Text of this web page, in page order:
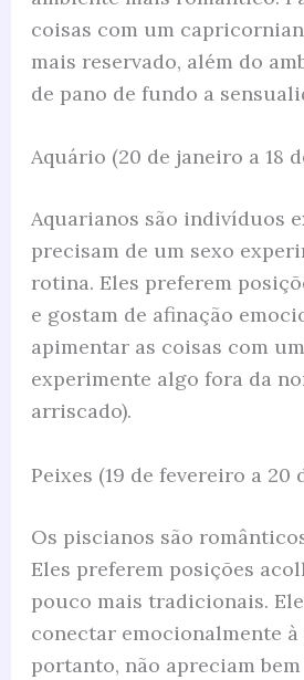
coisas com um
mais reservado, além do
de pano de fundo a
Aquário (20 de janeiro a 18
Aquarianos são indivíduos
precisam de um sexo
rotina. Eles preferem
e gostam de afinação
apimentar as coisas com
experimente algo fora da
arriscado).
Peixes (19 de fevereiro a 20
Os piscianos são
Eles preferem posições
pouco mais tradicionais.
conectar emocionalmente à
portanto, não apreciam